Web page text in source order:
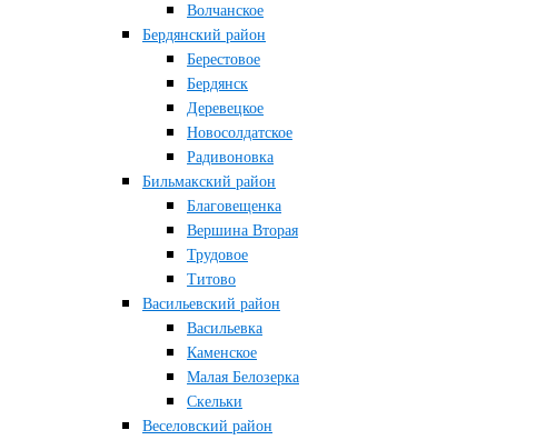
Волчанское
Бердянский район
Берестовое
Бердянск
Деревецкое
Новосолдатское
Радивоновка
Бильмакский район
Благовещенка
Вершина Вторая
Трудовое
Титово
Васильевский район
Васильевка
Каменское
Малая Белозерка
Скельки
Веселовский район